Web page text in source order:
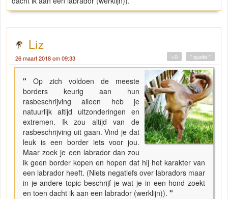
Liz
26 maart 2018 om 09:33 " quote "
+0
"Op zich voldoen de meeste
borders keurig aan hun
rasbeschrijving alleen heb je
natuurlijk altijd uitzonderingen en
extremen. Ik zou altijd van de
rasbeschrijving uit gaan. Vind je dat
leuk is een border iets voor jou.
Maar zoek je een labrador dan zou
ik geen border kopen en hopen dat hij het karakter van
een labrador heeft. (Niets negatiefs over labradors maar
in je andere topic beschrijf je wat je in een hond zoekt
en toen dacht ik aan een labrador (werklijn)). "